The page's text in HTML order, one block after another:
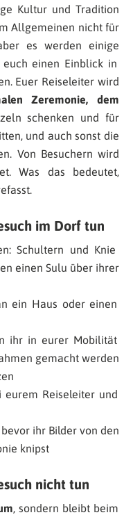
Kultur und Tradition
Allgemeinen nicht für
es werden einige
einen Einblick in
Euer Reiseleiter wird
Zeremonie, dem
schenken und für
und auch sonst die
Von Besuchern wird
Was das bedeutet,
im Dorf tun
Schultern und Knie
einen Sulu über ihrer
ein Haus oder einen
ihr in eurer Mobilität
gemacht werden
eurem Reiseleiter und
, bevor ihr Bilder von den
knipst
nicht tun
, sondern bleibt beim